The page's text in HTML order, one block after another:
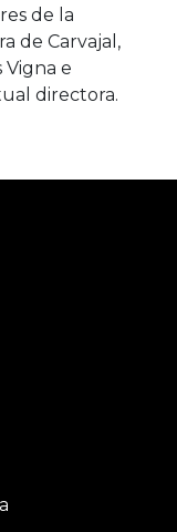
de la
de Carvajal,
Vigna e
directora.